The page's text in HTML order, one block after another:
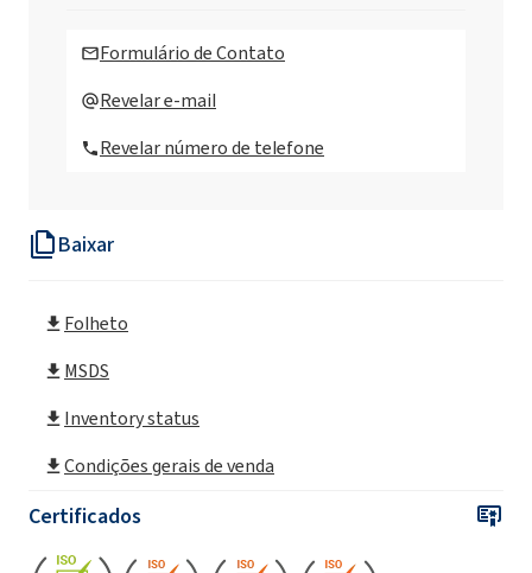
Baixar
Folheto
MSDS
Inventory status
Condições gerais de venda
Certificados
Formulário de Contato
Revelar e-mail
Revelar número de telefone